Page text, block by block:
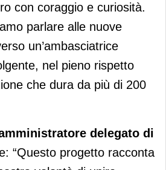
con coraggio e curiosità.
parlare alle nuove
un’ambasciatrice
nel pieno rispetto
che dura da più di 200
delegato di
“Questo progetto racconta